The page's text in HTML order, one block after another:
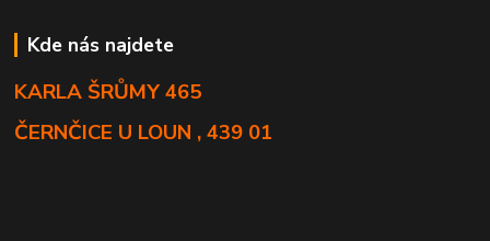
Kde nás najdete
KARLA ŠRŮMY 465
ČERNČICE U LOUN , 439 01